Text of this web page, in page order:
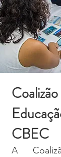
CBEC
A